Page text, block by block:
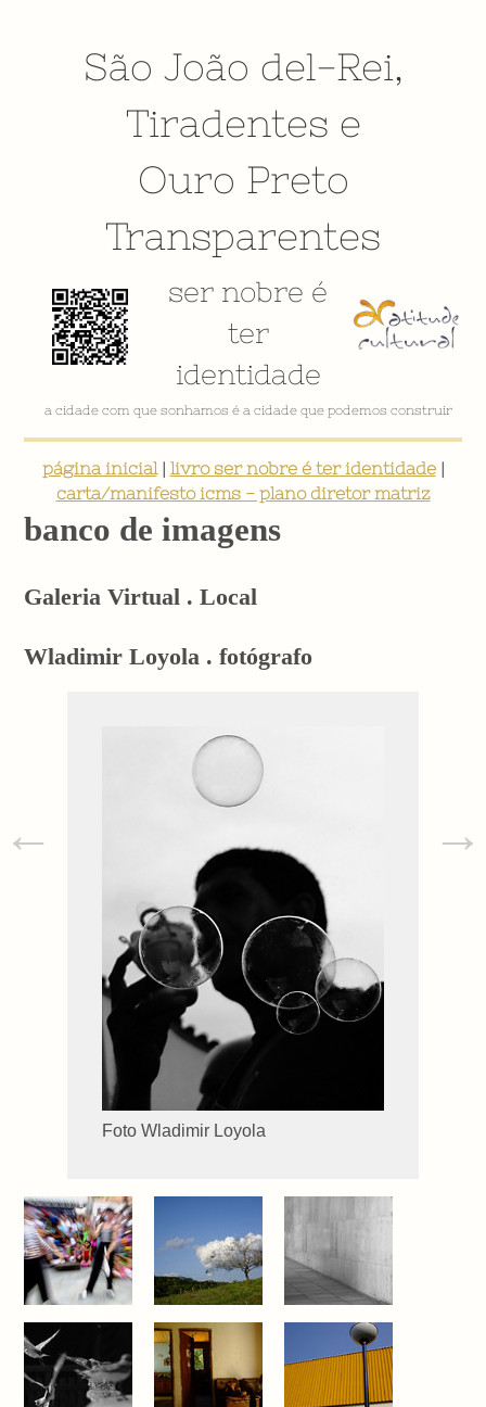
São João del-Rei,
Tiradentes e
Ouro Preto
Transparentes
ser nobre é
ter
identidade
a cidade com que sonhamos é a cidade que podemos construir
página inicial| livro ser nobre é ter identidade|
carta/manifesto icms - plano diretor matriz
banco de imagens
Galeria Virtual . Local
Wladimir Loyola . fotógrafo
Foto Wladimir Loyola
← →